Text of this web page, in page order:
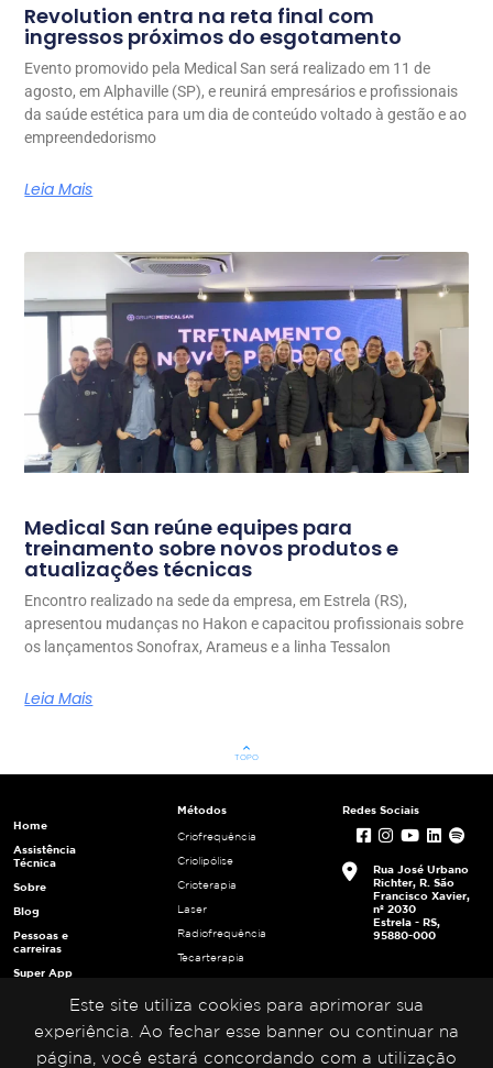
Este site utiliza cookies para aprimorar sua
experiência. Ao fechar esse banner ou continuar na
página, você estará concordando com a utilização
Revolution entra na reta final com
ingressos próximos do esgotamento
Evento promovido pela Medical San será realizado em 11 de
agosto, em Alphaville (SP), e reunirá empresários e profissionais
da saúde estética para um dia de conteúdo voltado à gestão e ao
empreendedorismo
Leia Mais
Medical San reúne equipes para
treinamento sobre novos produtos e
atualizações técnicas
Encontro realizado na sede da empresa, em Estrela (RS),
apresentou mudanças no Hakon e capacitou profissionais sobre
os lançamentos Sonofrax, Arameus e a linha Tessalon
Leia Mais
keyboard_arrow_up
TOPO
Home
Assistência
Técnica
Sobre
Blog
Pessoas e
carreiras
Super App
Multiplicadores
Portal da
Métodos
Criofrequência
Criolipólise
Crioterapia
Laser
Radiofrequência
Tecarterapia
Ultrafrequência
Ultrassom
Redes Sociais
Rua José Urbano
Richter, R. São
Francisco Xavier,
nº 2030
Estrela - RS,
95880-000